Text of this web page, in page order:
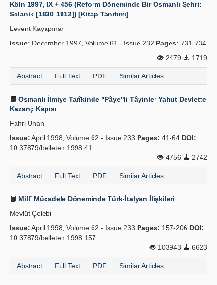
Köln 1997, IX + 456 (Reform Döneminde Bir Osmanlı Şehri:
Selanik [1830-1912]) [Kitap Tanıtımı]
Levent Kayapınar
Issue: December 1997, Volume 61 - Issue 232 Pages: 731-734
2479
1719
Abstract Full Text PDF Similar Articles
Osmanlı İlmiye Tarîkinde "Pâye"li Tâyinler Yahut Devlette
Kazanç Kapısı
Fahri Unan
Issue: April 1998, Volume 62 - Issue 233 Pages: 41-64 DOI:
10.37879/belleten.1998.41
4756
2742
Abstract Full Text PDF Similar Articles
Millî Mücadele Döneminde Türk-İtalyan İlişkileri
Mevlüt Çelebi
Issue: April 1998, Volume 62 - Issue 233 Pages: 157-206 DOI:
10.37879/belleten.1998.157
103943
6623
Abstract Full Text PDF Similar Articles